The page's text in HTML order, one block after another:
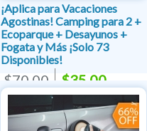
¡Aplica para Vacaciones
Agostinas! Camping para 2 +
Ecoparque + Desayunos +
Fogata y Más ¡Solo 73
Disponibles!
$70.00 $35.00